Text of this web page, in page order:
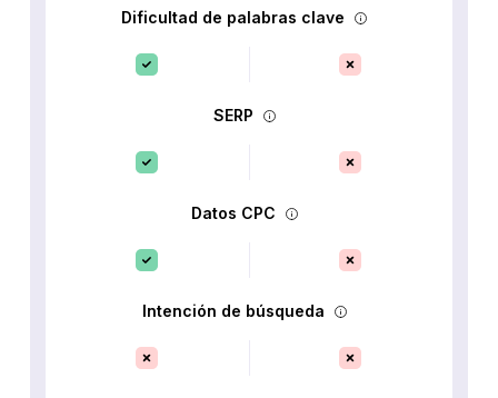
Dificultad de palabras clave
SERP
Datos CPC
Intención de búsqueda